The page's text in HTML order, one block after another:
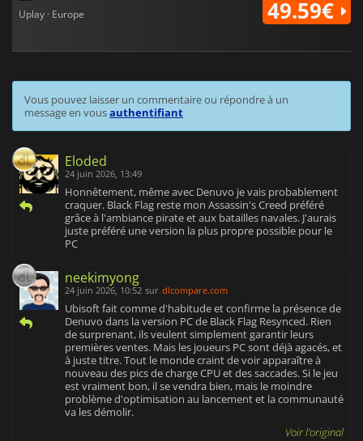
Uplay · Europe 49.59€
Vous pouvez laisser un commentaire ou répondre à un
message en vousauthentifiant
Eloded
24 juin 2026, 13:49
Honnêtement, même avec Denuvo je vais probablement
craquer. Black Flag reste mon Assassin's Creed préféré
grâce à l'ambiance pirate et aux batailles navales. J'aurais
juste préféré une version la plus propre possible pour le
PC
neekimyong
24 juin 2026, 10:52 sur dlcompare.com
Ubisoft fait comme d'habitude et confirme la présence de
Denuvo dans la version PC de Black Flag Resynced. Rien
de surprenant, ils veulent simplement garantir leurs
premières ventes. Mais les joueurs PC sont déjà agacés, et
à juste titre. Tout le monde craint de voir apparaître à
nouveau des pics de charge CPU et des saccades. Si le jeu
est vraiment bon, il se vendra bien, mais le moindre
problème d'optimisation au lancement et la communauté
va les démolir.
Voir l'original